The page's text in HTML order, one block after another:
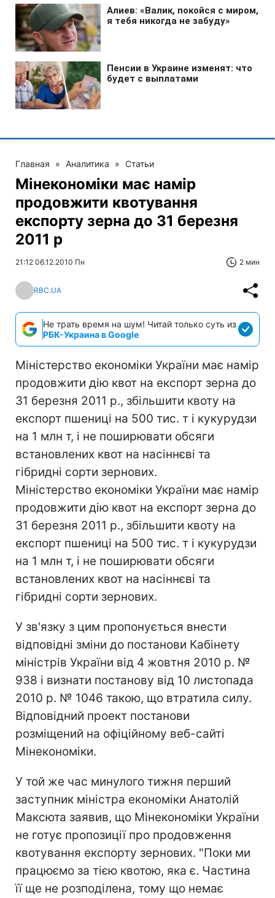
Главная » Аналитика » Статьи
Мінекономіки має намір
продовжити квотування
експорту зерна до 31 березня
2011 р
21:12 06.12.2010 Пн 2 мин
RBC.UA
Не трать время на шум! Читай только суть из
РБК-Украина в Google
Міністерство економіки України має намір
продовжити дію квот на експорт зерна до
31 березня 2011 р., збільшити квоту на
експорт пшениці на 500 тис. т і кукурудзи
на 1 млн т, і не поширювати обсяги
встановлених квот на насіннєві та
гібридні сорти зернових.
Міністерство економіки України має намір
продовжити дію квот на експорт зерна до
31 березня 2011 р., збільшити квоту на
експорт пшениці на 500 тис. т і кукурудзи
на 1 млн т, і не поширювати обсяги
встановлених квот на насіннєві та
гібридні сорти зернових.
У зв'язку з цим пропонується внести
відповідні зміни до постанови Кабінету
міністрів України від 4 жовтня 2010 р. №
938 і визнати постанову від 10 листопада
2010 р. № 1046 такою, що втратила силу.
Відповідний проект постанови
розміщений на офіційному веб-сайті
Мінекономіки.
У той же час минулого тижня перший
заступник міністра економіки Анатолій
Максюта заявив, що Мінекономіки України
не готує пропозиції про продовження
квотування експорту зернових. "Поки ми
працюємо за тією квотою, яка є. Частина
її ще не розподілена, тому що немає